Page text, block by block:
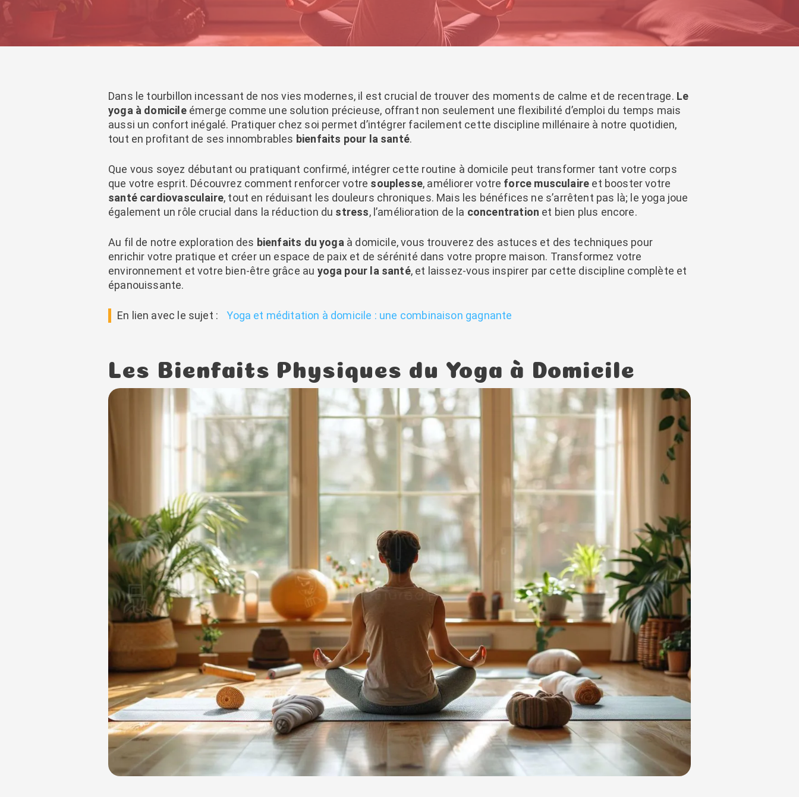
Dans le tourbillon incessant de nos vies modernes, il est crucial de trouver des moments de calme et de recentrage. Le
yoga à domicileémerge comme une solution précieuse, offrant non seulement une flexibilité d’emploi du temps mais
aussi un confort inégalé. Pratiquer chez soi permet d’intégrer facilement cette discipline millénaire à notre quotidien,
tout en profitant de ses innombrables bienfaits pour la santé.
Que vous soyez débutant ou pratiquant confirmé, intégrer cette routine à domicile peut transformer tant votre corps
que votre esprit. Découvrez comment renforcer votre souplesse, améliorer votre force musculaire et booster votre
santé cardiovasculaire, tout en réduisant les douleurs chroniques. Mais les bénéfices ne s’arrêtent pas là; le yoga joue
également un rôle crucial dans la réduction du stress, l’amélioration de la concentration et bien plus encore.
Au fil de notre exploration des bienfaits du yogaà domicile, vous trouverez des astuces et des techniques pour
enrichir votre pratique et créer un espace de paix et de sérénité dans votre propre maison. Transformez votre
environnement et votre bien-être grâce au yoga pour la santé, et laissez-vous inspirer par cette discipline complète et
épanouissante.
En lien avec le sujet : Yoga et méditation à domicile : une combinaison gagnante
Les Bienfaits Physiques du Yoga à Domicile